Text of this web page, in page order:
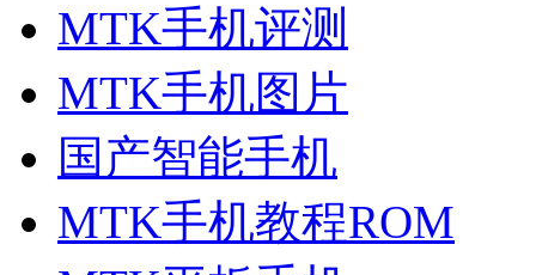
MTK手机评测
MTK手机图片
国产智能手机
MTK手机教程ROM